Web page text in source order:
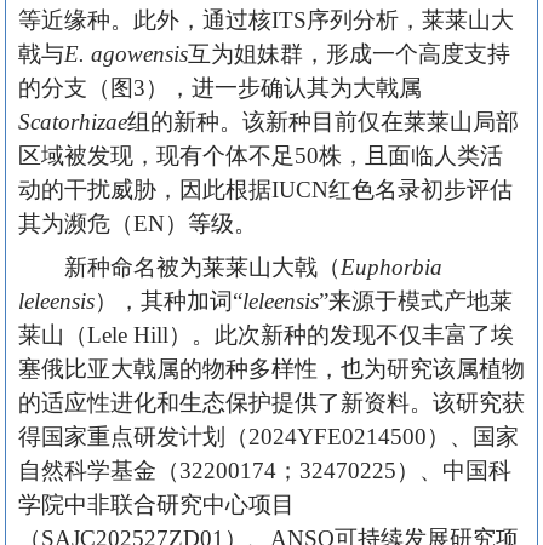
等近缘种。此外，通过核ITS序列分析，莱莱山大
戟与E. agowensis互为姐妹群，形成一个高度支持
的分支（图3），进一步确认其为大戟属
Scatorhizae组的新种。该新种目前仅在莱莱山局部
区域被发现，现有个体不足50株，且面临人类活
动的干扰威胁，因此根据IUCN红色名录初步评估
其为濒危（EN）等级。
新种命名被为莱莱山大戟（Euphorbia
leleensis），其种加词“leleensis”来源于模式产地莱
莱山（Lele Hill）。此次新种的发现不仅丰富了埃
塞俄比亚大戟属的物种多样性，也为研究该属植物
的适应性进化和生态保护提供了新资料。该研究获
得国家重点研发计划（2024YFE0214500）、国家
自然科学基金（32200174；32470225）、中国科
学院中非联合研究中心项目
（SAJC202527ZD01）、ANSO可持续发展研究项